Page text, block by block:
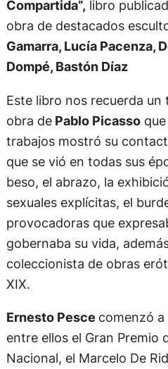
Compartida”, libro
obra de destacados
Gamarra, Lucía Pacenza,
Dompé, Bastón Díaz
Este libro nos recuerda
obra dePablo Picassoque
trabajos mostró su
que se vió en todas sus
beso, el abrazo, la
sexuales explícitas, el
provocadoras que
gobernaba su vida,
coleccionista de obras
XIX.
Ernesto Pesce comenzó a
entre ellos el Gran Premio
Nacional, el Marcelo De